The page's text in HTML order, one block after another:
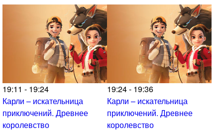
19:11 - 19:24
Карли – искательница
приключений. Древнее
королевство
19:24 - 19:36
Карли – искательница
приключений. Древнее
королевство